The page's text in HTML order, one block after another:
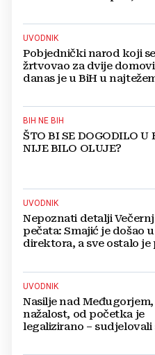
UVODNIK
Pobjednički narod koji se
žrtvovao za dvije
danas je u BiH u
BIH NE BIH
ŠTO BI SE DOGODILO U
NIJE BILO OLUJE?
UVODNIK
Nepoznati detalji
pečata: Smajić je došao
direktora, a sve ostalo je
UVODNIK
Nasilje nad Međugorjem,
nažalost, od početka je
legalizirano – sudjelovali